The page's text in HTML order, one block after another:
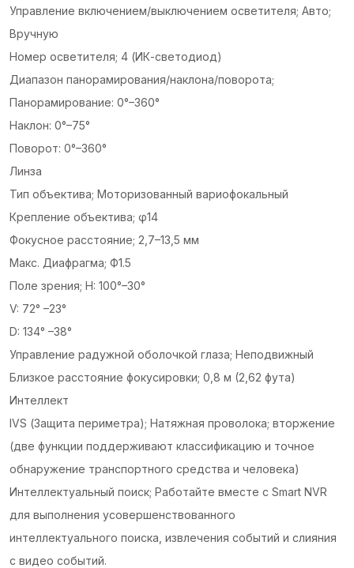
Управление включением/выключением осветителя; Авто;
Вручную
Номер осветителя; 4 (ИК-светодиод)
Диапазон панорамирования/наклона/поворота;
Панорамирование: 0°–360°
Наклон: 0°–75°
Поворот: 0°–360°
Линза
Тип объектива; Моторизованный вариофокальный
Крепление объектива; φ14
Фокусное расстояние; 2,7–13,5 мм
Макс. Диафрагма; Ф1.5
Поле зрения; H: 100°–30°
V: 72° –23°
D: 134° –38°
Управление радужной оболочкой глаза; Неподвижный
Близкое расстояние фокусировки; 0,8 м (2,62 фута)
Интеллект
IVS (Защита периметра); Натяжная проволока; вторжение
(две функции поддерживают классификацию и точное
обнаружение транспортного средства и человека)
Интеллектуальный поиск; Работайте вместе с Smart NVR
для выполнения усовершенствованного
интеллектуального поиска, извлечения событий и слияния
с видео событий.